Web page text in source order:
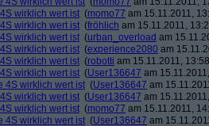
wirklich wert ist (momo77 am 15.11.2011,
wirklich wert ist (fröhlich am 15.11.2011,
wirklich wert ist (urban_overload am
wirklich wert ist (experience2080 am
wirklich wert ist (robotti am 15.11.2011,
wirklich wert ist (User136647 am
4S wirklich wert ist (User136647 am
wirklich wert ist (User136647 am
wirklich wert ist (momo77 am 15.11.2011,
4S wirklich wert ist (User136647 am